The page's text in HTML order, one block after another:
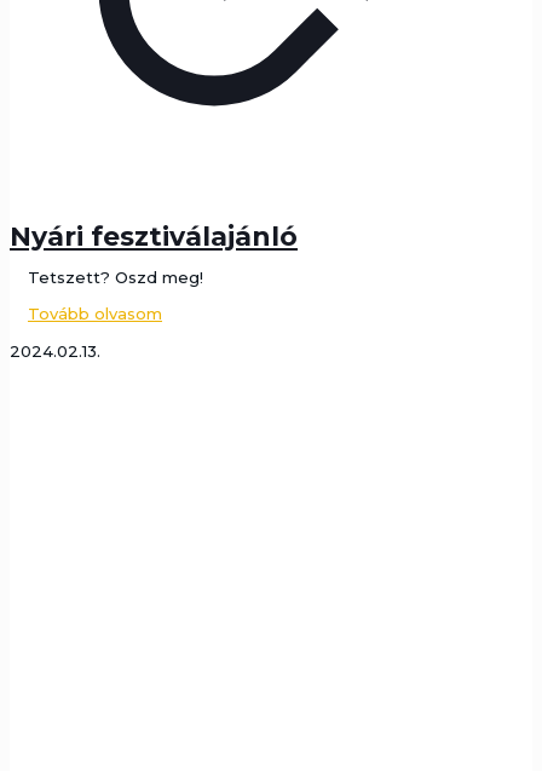
Nyári fesztiválajánló
Tetszett? Oszd meg!
Tovább olvasom
2024.02.13.